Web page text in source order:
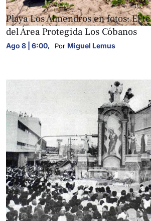
FOTOGALERÍAS
Playa Los Almendros en fotos: El
del Área Protegida Los Cóbanos
Ago 8 | 6:00, Por Miguel Lemus
FOTOGALERÍAS